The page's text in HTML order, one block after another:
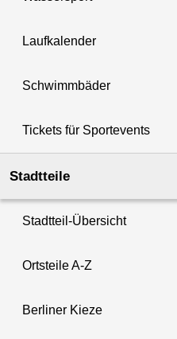
Laufkalender
Schwimmbäder
Tickets für Sportevents
Stadtteile
Stadtteil-Übersicht
Ortsteile A-Z
Berliner Kieze